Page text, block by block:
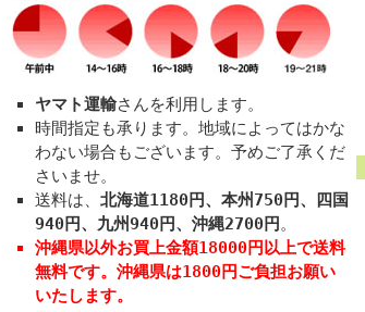
ヤマト運輸さんを利用します。
時間指定も承ります。地域によってはかな
わない場合もございます。予めご了承くだ
さいませ。
送料は、 北海道1180円、本州750円、四国
940円、九州940円、沖縄2700円。
沖縄県以外お買上金額18000円以上で送料
無料です。 沖縄県は1800円ご負担お願い
いたします。